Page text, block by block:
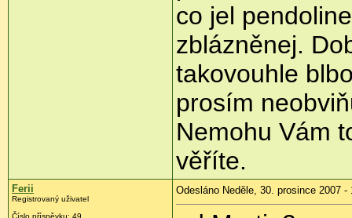
co jel
zblázněnej.
takovouhle
prosím
Nemohu Vám
věříte.
Ferii
Registrovaný uživatel
Odesláno Neděle, 30. prosince 2007 -